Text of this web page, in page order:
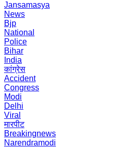
Jansamasya
News
Bjp
National
Police
Bihar
India
कांग्रेस
Accident
Congress
Modi
Delhi
Viral
मारपीट
Breakingnews
Narendramodi